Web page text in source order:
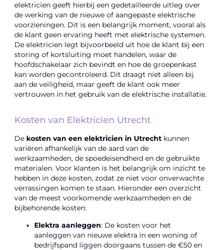
elektricien geeft hierbij een gedetailleerde uitleg over
de werking van de nieuwe of aangepaste elektrische
voorzieningen. Dit is een belangrijk moment, vooral als
de klant geen ervaring heeft met elektrische systemen.
De elektricien legt bijvoorbeeld uit hoe de klant bij een
storing of kortsluiting moet handelen, waar de
hoofdschakelaar zich bevindt en hoe de groepenkast
kan worden gecontroleerd. Dit draagt niet alleen bij
aan de veiligheid, maar geeft de klant ook meer
vertrouwen in het gebruik van de elektrische installatie.
Kosten van Elektricien Utrecht
De kosten van een elektricien in Utrecht kunnen
variëren afhankelijk van de aard van de
werkzaamheden, de spoedeisendheid en de gebruikte
materialen. Voor klanten is het belangrijk om inzicht te
hebben in deze kosten, zodat ze niet voor onverwachte
verrassingen komen te staan. Hieronder een overzicht
van de meest voorkomende werkzaamheden en de
bijbehorende kosten:
Elektra aanleggen: De kosten voor het
aanleggen van nieuwe elektra in een woning of
bedrijfspand liggen doorgaans tussen de €50 en